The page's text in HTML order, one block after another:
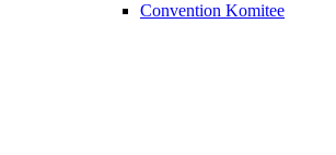
Convention Komitee